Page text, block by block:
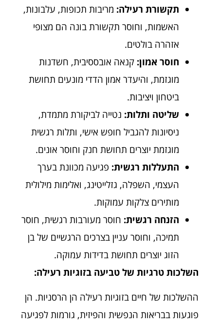
תקשורת רעילה: מריבות תכופות, עלבונות,
האשמות, וחוסר תקשורת בונה הם מצופי
אזהרה בולטים.
חוסר אמון: קנאה אובססיבית, חשדנות
מוגזמת, והיעדר אמון הדדי מונעים תחושת
ביטחון ויציבות.
שליטה ותלות: נטייה לביקורת מתמדת,
ניסיונות להגביל חופש אישי, ותלות רגשית
מוגזמת יוצרים תחושת חנק וחוסר אונים.
התעללות רגשית: פגיעה מכוונת בערך
העצמי, השפלה, גזלייטינג, ואלימות מילולית
מותירים צלקות עמוקות.
הזנחה רגשית: חוסר מעורבות רגשית, חוסר
תמיכה, וחוסר עניין בצרכים הרגשיים של בן
הזוג יוצרים תחושת בדידות עמוקה.
השלכות טרגיות של טביעה בזוגיות רעילה:
ההשלכות של חיים בזוגיות רעילה הן הרסניות. הן
פוגעות בבריאות הנפשית והפיזית, גורמות לפגיעה